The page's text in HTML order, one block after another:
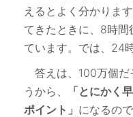
えるとよく分かりま
てきたときに、8時
ています。では、24
答えは、100万個だ
うから、
「とにかく
ポイント」 になるの